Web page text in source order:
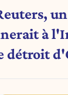
à
détroit